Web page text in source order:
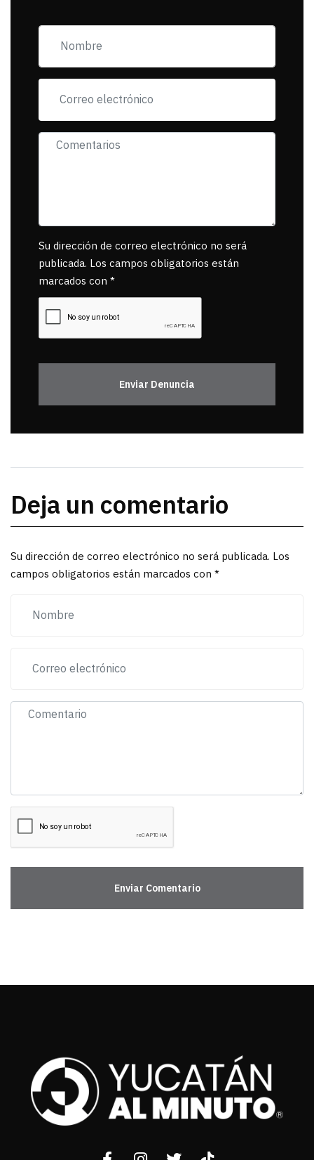
exigiendo al asesino
muerta.
Su dirección de correo electrónico no será
publicada. Los campos obligatorios están
marcados con *
Enviar Denuncia
Deja un comentario
Su dirección de correo electrónico no será publicada. Los
campos obligatorios están marcados con *
Enviar Comentario